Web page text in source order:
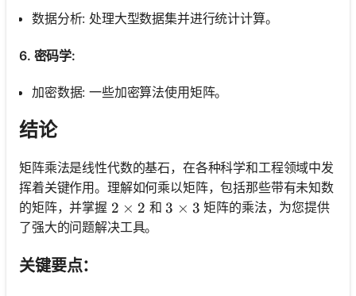
数据分析: 处理大型数据集并进行统计计算。
6. 密码学:
加密数据: 一些加密算法使用矩阵。
结论
矩阵乘法是线性代数的基石，在各种科学和工程领域中发
挥着关键作用。理解如何乘以矩阵，包括那些带有未知数
的矩阵，并掌握 2 \times 2
2 × 2 和3 \times 3
3 × 3 矩阵的乘法，为您提供
了强大的问题解决工具。
关键要点：